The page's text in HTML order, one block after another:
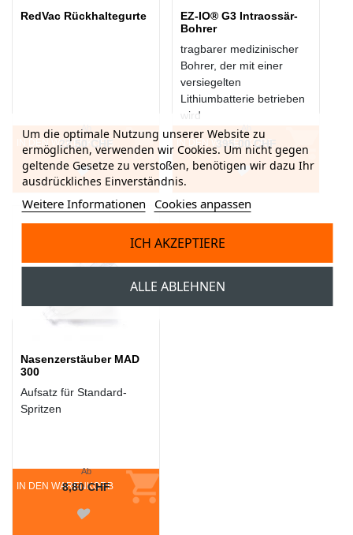
RedVac Rückhaltegurte
IN DEN WARENKORB
Ab
22,50 CHF
EZ-IO® G3 Intraossär-
Bohrer
tragbarer medizinischer
Bohrer, der mit einer
versiegelten
Lithiumbatterie betrieben
wird
IN DEN WARENKORB
395,00 CHF
Nasenzerstäuber MAD
300
Aufsatz für Standard-
Spritzen
IN DEN WARENKORB
Ab
8,80 CHF
Um die optimale Nutzung unserer Website zu
ermöglichen, verwenden wir Cookies. Um nicht gegen
geltende Gesetze zu verstoßen, benötigen wir dazu Ihr
ausdrückliches Einverständnis.
Weitere Informationen Cookies anpassen
ALLE ABLEHNEN
ICH AKZEPTIERE